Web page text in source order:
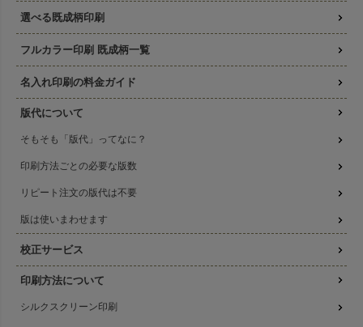
選べる既成柄印刷
フルカラー印刷 既成柄一覧
名入れ印刷の料金ガイド
版代について
そもそも「版代」ってなに？
印刷方法ごとの必要な版数
リピート注文の版代は不要
版は使いまわせます
校正サービス
印刷方法について
シルクスクリーン印刷